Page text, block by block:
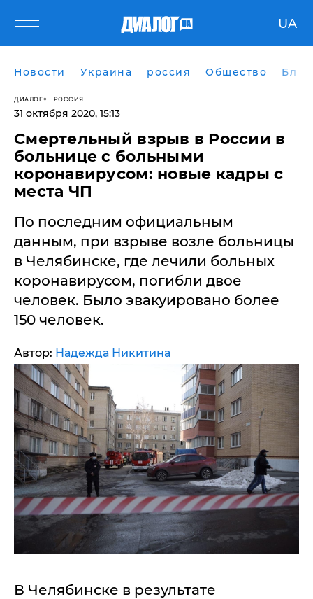
UA
Новости Украина россия Общество
ДИАЛОГ РОССИЯ
31 октября 2020, 15:13
Смертельный взрыв в России в
больнице с больными
коронавирусом: новые кадры с
места ЧП
По последним официальным
данным, при взрыве возле больницы
в Челябинске, где лечили больных
коронавирусом, погибли двое
человек. Было эвакуировано более
150 человек.
Автор: Надежда Никитина
В Челябинске в результате